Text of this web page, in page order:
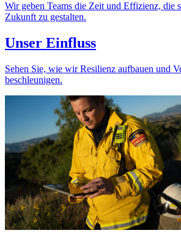
Wir geben Teams die Zeit und Effizienz, die
Zukunft zu gestalten.
Unser Einfluss
Sehen Sie, wie wir Resilienz aufbauen und
beschleunigen.